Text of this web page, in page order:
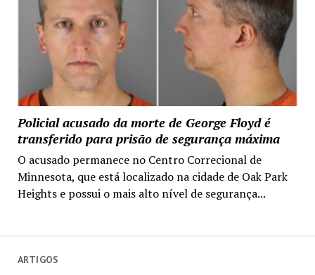
Policial acusado da morte de George Floyd é
transferido para prisão de segurança máxima
O acusado permanece no Centro Correcional de
Minnesota, que está localizado na cidade de Oak Park
Heights e possui o mais alto nível de segurança...
ARTIGOS